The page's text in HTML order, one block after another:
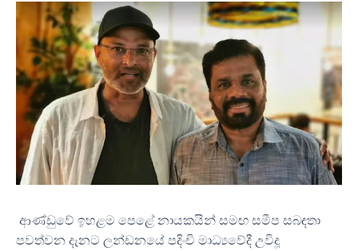
ආණ්ඩුවේ ඉහළම පෙළේ නායකයින් සමඟ සමීප සබඳතා
පවත්වන දැනට ලන්ඩනයේ පදිංචි මාධ්‍යවේදී උවිදූ